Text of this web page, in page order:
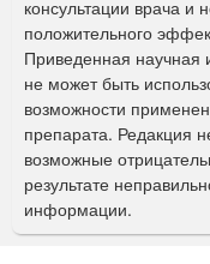
а
п
о
и
с
к
консультации врача и
положительного
Приведенная
не может быть
возможности
препарата. Редакция
возможные
результате
информации.